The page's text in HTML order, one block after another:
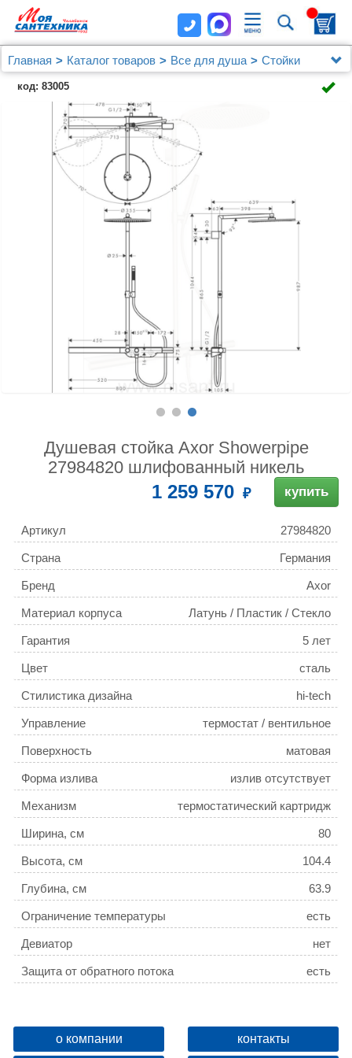
Главная Каталог товаров Все для душа
Стойки
Душевая стойка Axor Showerpipe 27984820
шлифованный никель
код: 83005
Душевая стойка Axor Showerpipe
27984820 шлифованный никель
1 259 570 купить
Артикул 27984820
Страна Германия
Бренд Axor
Материал корпуса Латунь / Пластик / Стекло
Гарантия 5 лет
Цвет сталь
Стилистика дизайна hi-tech
Управление термостат / вентильное
Поверхность матовая
Форма излива излив отсутствует
Механизм термостатический картридж
Ширина, см 80
Высота, см 104.4
Глубина, см 63.9
Ограничение температуры есть
Девиатор нет
Защита от обратного потока есть
о компании контакты